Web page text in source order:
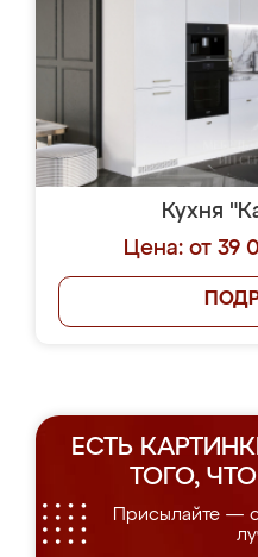
Кухня
Цена: от 39
ЕСТЬ
ТОГО,
Присылайте —